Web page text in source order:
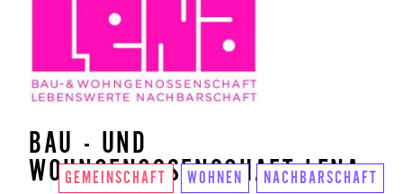
BAU - UND
WOHNGENOSSENSCHAFT LENA
GEMEINSCHAFT WOHNEN NACHBARSCHAFT